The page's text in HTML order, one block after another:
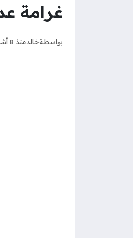
غرامة
بواسطةخالدمنذ 8 أشهر